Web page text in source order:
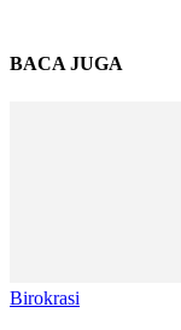
BACA JUGA
Birokrasi